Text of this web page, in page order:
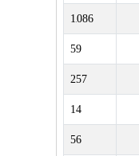
1,086
59
257
14
56